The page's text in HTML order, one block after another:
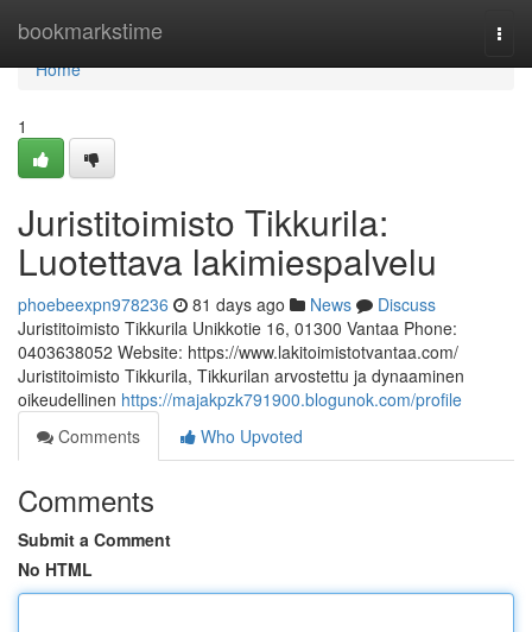
bookmarkstime
Home
Home
1
Juristitoimisto Tikkurila:
Luotettava lakimiespalvelu
phoebeexpn978236 81 days ago News
Discuss
Juristitoimisto Tikkurila Unikkotie 16, 01300 Vantaa Phone:
0403638052 Website: https://www.lakitoimistotvantaa.com/
Juristitoimisto Tikkurila, Tikkurilan arvostettu ja dynaaminen
oikeudellinen https://majakpzk791900.blogunok.com/profile
Comments
Who Upvoted
Comments
Submit a Comment
No HTML